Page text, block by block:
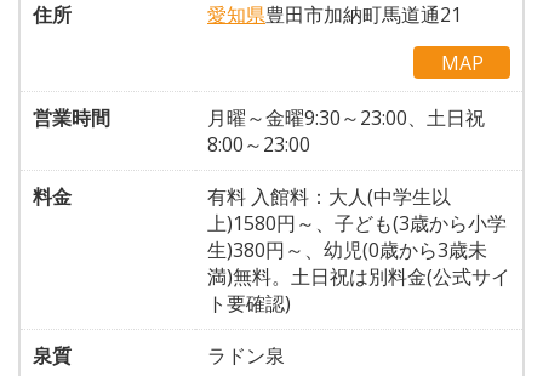
住所
愛知県豊田市加納町馬道通21
MAP
営業時間
月曜～金曜9:30～23:00、土日祝
8:00～23:00
料金
有料 入館料：大人(中学生以
上)1580円～、子ども(3歳から小学
生)380円～、幼児(0歳から3歳未
満)無料。土日祝は別料金(公式サイ
ト要確認)
泉質
ラドン泉